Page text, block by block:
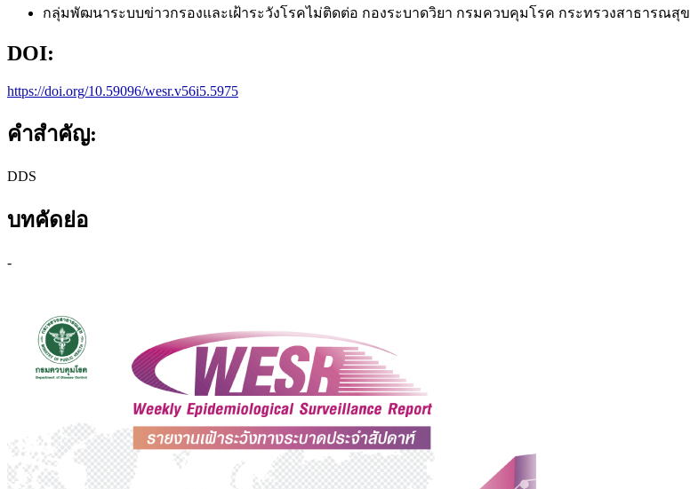
กลุ่มพัฒนาระบบข่าวกรองและเฝ้าระวังโรคไม่ติดต่อ กองระบาดวิยา กรมควบคุมโรค กระทรวงสาธารณสุข
DOI:
https://doi.org/10.59096/wesr.v56i5.5975
คำสำคัญ:
DDS
บทคัดย่อ
-